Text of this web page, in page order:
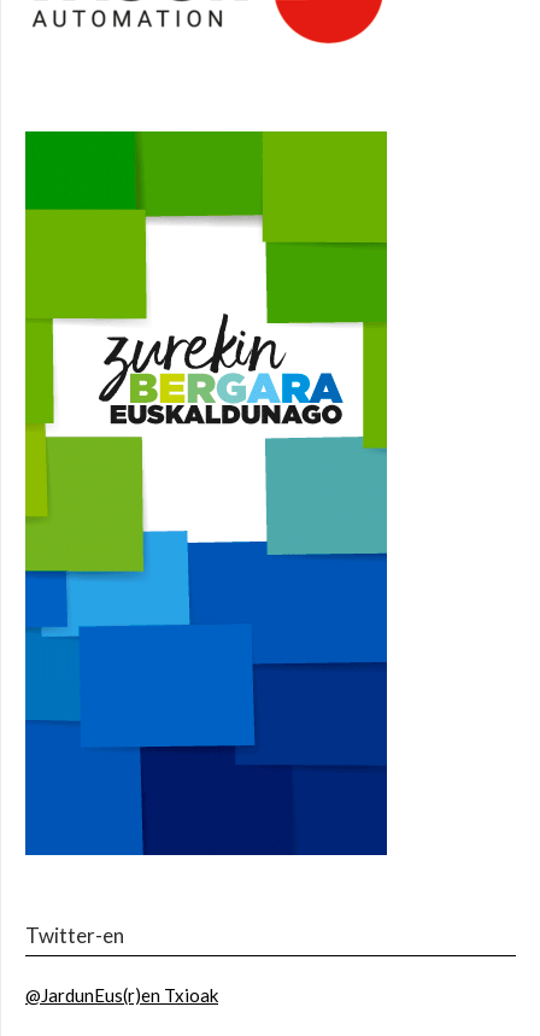
Twitter-en
@JardunEus(r)en Txioak